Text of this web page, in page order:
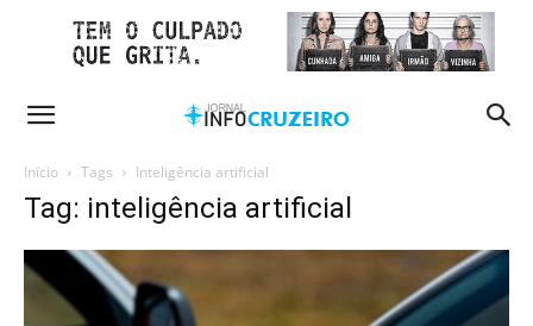
Início Tags Inteligência artificial
Tag: inteligência artificial